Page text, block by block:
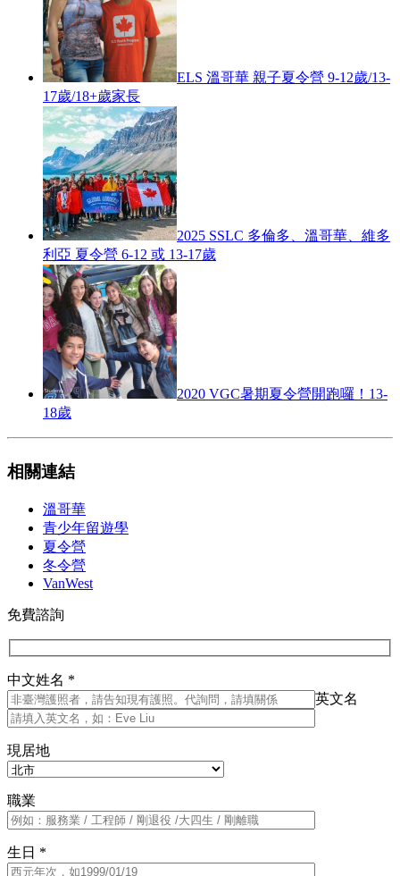
ELS 溫哥華 親子夏令營 9-12歲/13-
17歲/18+歲家長
2025 SSLC 多倫多、溫哥華、維多
利亞 夏令營 6-12 或 13-17歲
2020 VGC暑期夏令營開跑囉！13-
18歲
相關連結
溫哥華
青少年留遊學
夏令營
冬令營
VanWest
免費諮詢
中文姓名 *
英文名
現居地
職業
生日 *